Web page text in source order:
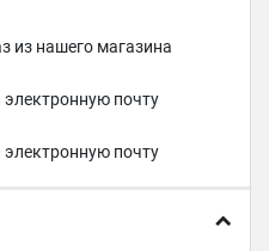
из нашего магазина
почту
почту